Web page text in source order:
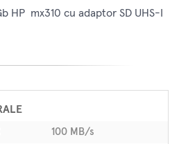
HP mx310 cu adaptor SD UHS-I
100 MB/s